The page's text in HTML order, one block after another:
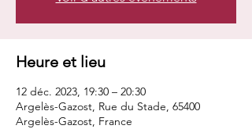
Heure et lieu
12 déc. 2023, 19:30 – 20:30
Argelès-Gazost, Rue du Stade, 65400
Argelès-Gazost, France